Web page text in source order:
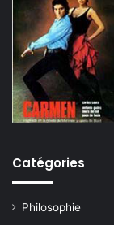
Catégories
Philosophie